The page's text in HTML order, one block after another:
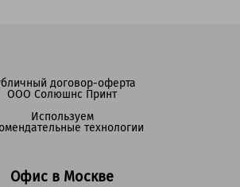
Офис в Москве
договор-оферта
ООО Солюшнс Принт
Используем
технологии